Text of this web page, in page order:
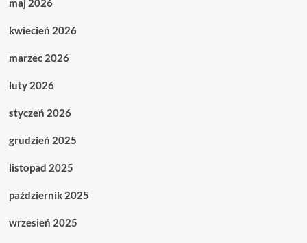
maj 2026
kwiecień 2026
marzec 2026
luty 2026
styczeń 2026
grudzień 2025
listopad 2025
październik 2025
wrzesień 2025